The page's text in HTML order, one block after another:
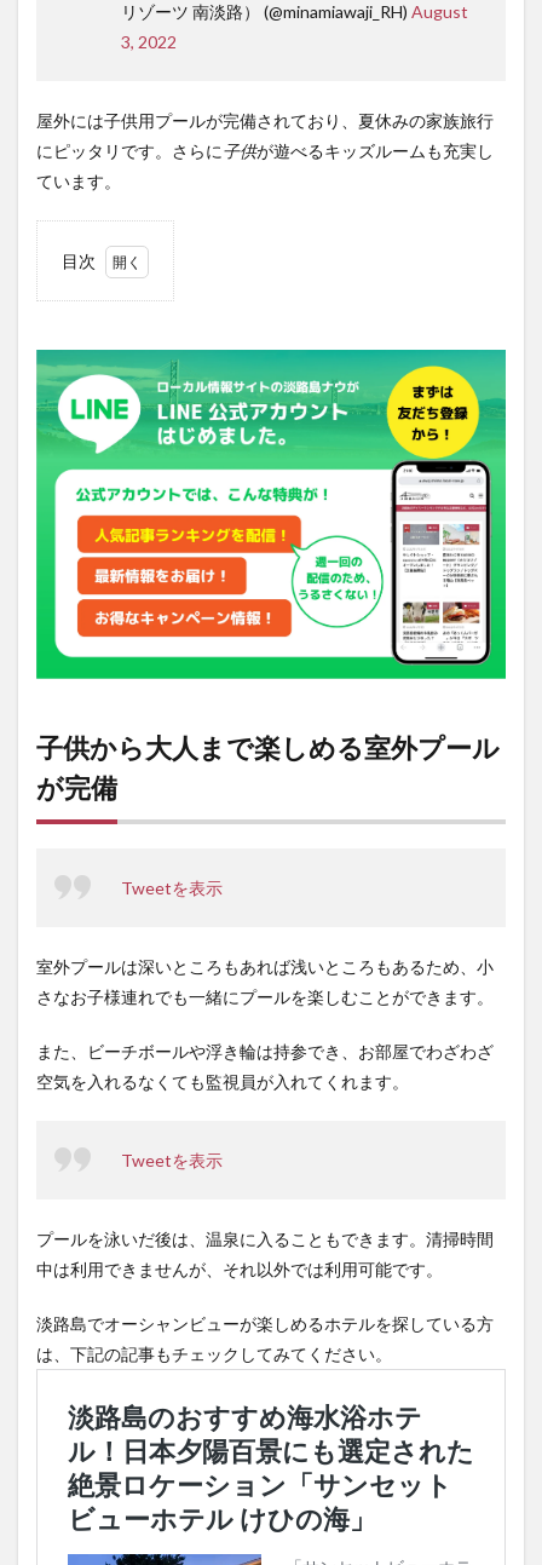
リゾーツ 南淡路） (@minamiawaji_RH) August
3, 2022
屋外には子供用プールが完備されており、夏休みの家族旅行
にピッタリです。さらに子供が遊べるキッズルームも充実し
ています。
目次
まで
楽し
める
室外
プー
ルが
完備
ルの
料金
と利
用可
3
「ホ
ツ
南淡
情報
子供から大人まで楽しめる室外プール
が完備
Tweetを表示
室外プールは深いところもあれば浅いところもあるため、小
さなお子様連れでも一緒にプールを楽しむことができます。
また、ビーチボールや浮き輪は持参でき、お部屋でわざわざ
空気を入れるなくても監視員が入れてくれます。
Tweetを表示
プールを泳いだ後は、温泉に入ることもできます。清掃時間
中は利用できませんが、それ以外では利用可能です。
淡路島でオーシャンビューが楽しめるホテルを探している方
は、下記の記事もチェックしてみてください。